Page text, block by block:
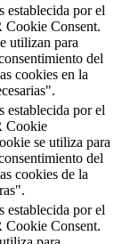
establecida por el
Consent.
utilizan para
del
cookies en la
establecida por el
Cookie
se utiliza para
del
cookies de la
establecida por el
Consent.